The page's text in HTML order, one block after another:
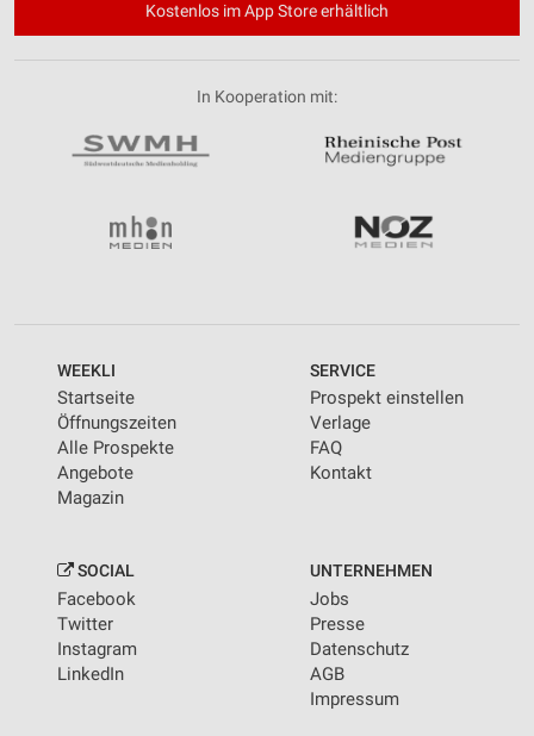
Kostenlos im App Store erhältlich
In Kooperation mit:
WEEKLI
Startseite
Öffnungszeiten
Alle Prospekte
Angebote
Magazin
SERVICE
Prospekt einstellen
Verlage
FAQ
Kontakt
SOCIAL
Facebook
Twitter
Instagram
LinkedIn
UNTERNEHMEN
Jobs
Presse
Datenschutz
AGB
Impressum